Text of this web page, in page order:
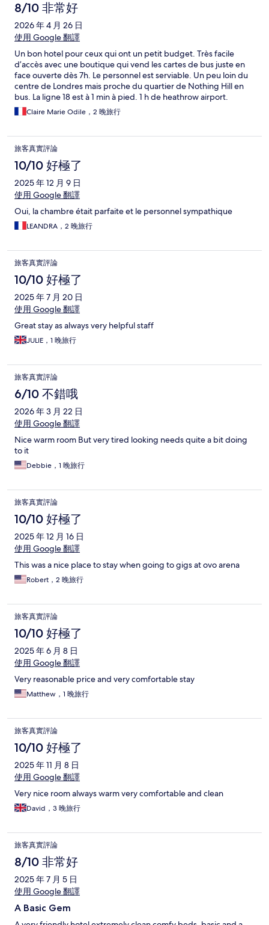
8/10 非常好
2026 年 4 月 26 日
使用 Google 翻譯
Un bon hotel pour ceux qui ont un petit budget. Très facile
d’accès avec une boutique qui vend les cartes de bus juste en
face ouverte dès 7h. Le personnel est serviable. Un peu loin du
centre de Londres mais proche du quartier de Nothing Hill en
bus. La ligne 18 est à 1 min à pied. 1 h de heathrow airport.
Claire Marie Odile，2 晚旅行
旅客真實評論
10/10 好極了
2025 年 12 月 9 日
使用 Google 翻譯
Oui, la chambre était parfaite et le personnel sympathique
LEANDRA，2 晚旅行
旅客真實評論
10/10 好極了
2025 年 7 月 20 日
使用 Google 翻譯
Great stay as always very helpful staff
JULIE，1 晚旅行
旅客真實評論
6/10 不錯哦
2026 年 3 月 22 日
使用 Google 翻譯
Nice warm room But very tired looking needs quite a bit doing
to it
Debbie，1 晚旅行
旅客真實評論
10/10 好極了
2025 年 12 月 16 日
使用 Google 翻譯
This was a nice place to stay when going to gigs at ovo arena
Robert，2 晚旅行
旅客真實評論
10/10 好極了
2025 年 6 月 8 日
使用 Google 翻譯
Very reasonable price and very comfortable stay
Matthew，1 晚旅行
旅客真實評論
10/10 好極了
2025 年 11 月 8 日
使用 Google 翻譯
Very nice room always warm very comfortable and clean
David，3 晚旅行
旅客真實評論
8/10 非常好
2025 年 7 月 5 日
使用 Google 翻譯
A Basic Gem